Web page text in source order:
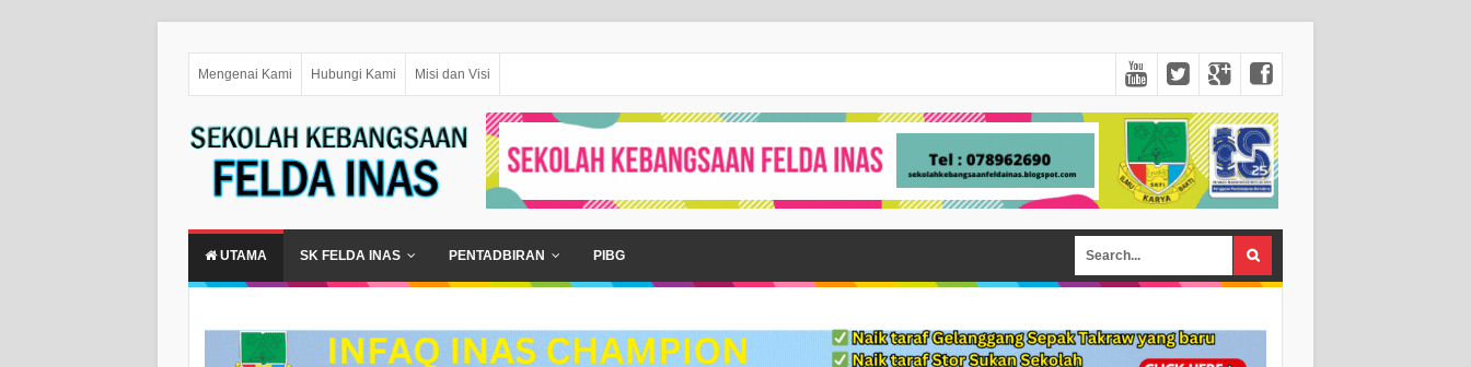
Mengenai Kami Hubungi Kami Misi dan Visi
UTAMA SK FELDA INAS PENTADBIRAN PIBG